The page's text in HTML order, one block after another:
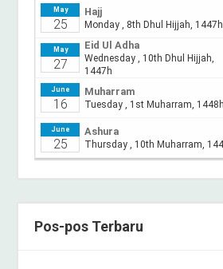
Pos-pos Terbaru